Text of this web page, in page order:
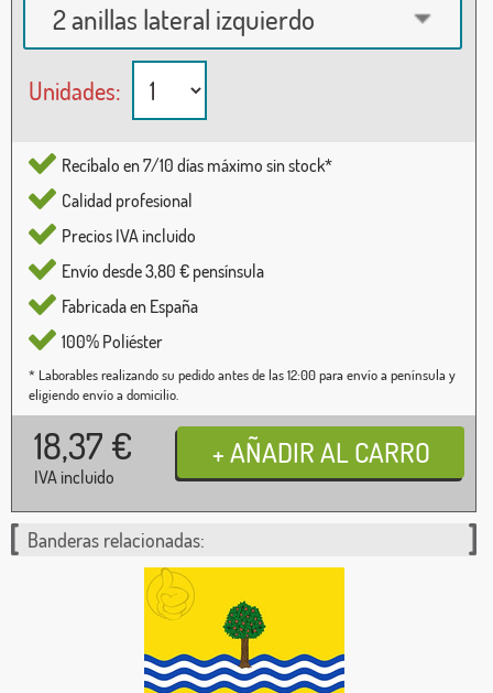
2 anillas lateral izquierdo
Unidades:
Recíbalo en 7/10 días máximo sin stock*
Calidad profesional
Precios IVA incluido
Envío desde 3,80 € pensínsula
Fabricada en España
100% Poliéster
* Laborables realizando su pedido antes de las 12:00 para envío a península y
eligiendo envío a domicilio.
18,37 €
IVA incluido
Banderas relacionadas: